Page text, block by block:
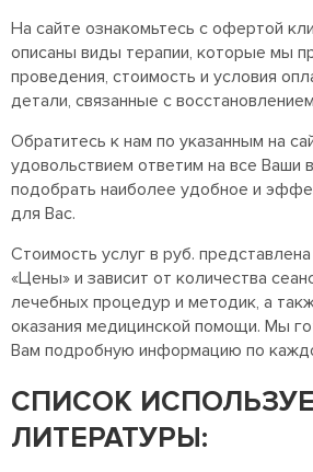
На сайте ознакомьтесь с офертой
описаны виды терапии, которые мы
проведения, стоимость и условия
детали, связанные с
Обратитесь к нам по указанным на
удовольствием ответим на все Ваши
подобрать наиболее удобное и
для Вас.
Стоимость услуг в руб.
«Цены» и зависит от количества
лечебных процедур и методик, а
оказания медицинской помощи. Мы
Вам подробную информацию по
СПИСОК
ЛИТЕРАТУРЫ: